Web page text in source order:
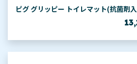
ピグ グリッピー トイレマット(抗菌剤